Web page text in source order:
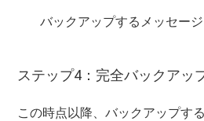
バックアップするメッセー
ステップ4：完全バックアッ
この時点以降、バックアップす